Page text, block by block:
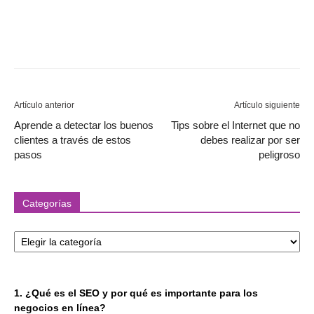
Artículo anterior
Aprende a detectar los buenos
clientes a través de estos
pasos
Artículo siguiente
Tips sobre el Internet que no
debes realizar por ser
peligroso
Categorías
1. ¿Qué es el SEO y por qué es importante para los
negocios en línea?